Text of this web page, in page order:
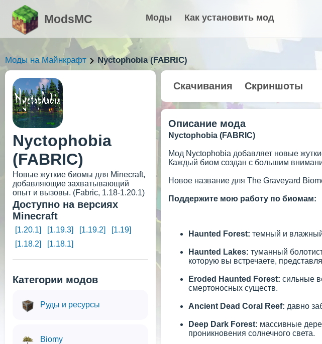
ModsMC Моды Как установить мод
Моды на Майнкрафт Nyctophobia (FABRIC)
Nyctophobia
(FABRIC)
Новые жуткие биомы для Minecraft,
добавляющие захватывающий
опыт и вызовы. (Fabric, 1.18-1.20.1)
Доступно на версиях
Minecraft
[1.20.1] [1.19.3] [1.19.2]
[1.19]
[1.18.2]
[1.18.1]
Категории модов
Руды и ресурсы
Biomy
Скачивания Скриншоты
Описание мода
Nyctophobia (FABRIC)
Мод Nyctophobia добавляет новые
Каждый биом создан с большим
Новое название для The Graveyard
Поддержите мою работу по биомам:
Haunted Forest: темный и
Haunted Lakes: туманный
которую вы встречаете,
Eroded Haunted Forest: сильные
смертоносных существ.
Ancient Dead Coral Reef: давно
Deep Dark Forest: массивные
проникновения солнечного света.